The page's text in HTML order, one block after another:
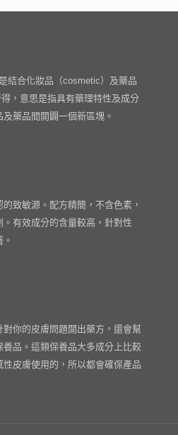
結合化妝品（cosmetic）及藥品
得，意思是指具有藥理特性及成分
藥品間開闢一個新區塊。
致敏源。配方精簡，不含色素，
有效成分的含量較高，針對性
你的皮膚問題開出藥方，還會幫
品。這類保養品大多成分上比較
皮膚使用的，所以都會確保產品